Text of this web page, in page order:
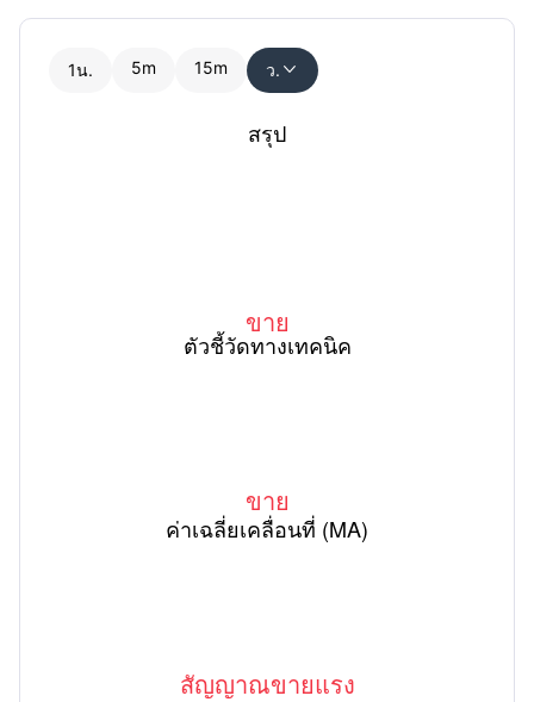
1น. 5m 15m ว. 
ตัวชี้วัดทางเทคนิค
ขาย
สรุป
ขาย
ค่าเฉลี่ยเคลื่อนที่ (MA)
สัญญาณขายแรง